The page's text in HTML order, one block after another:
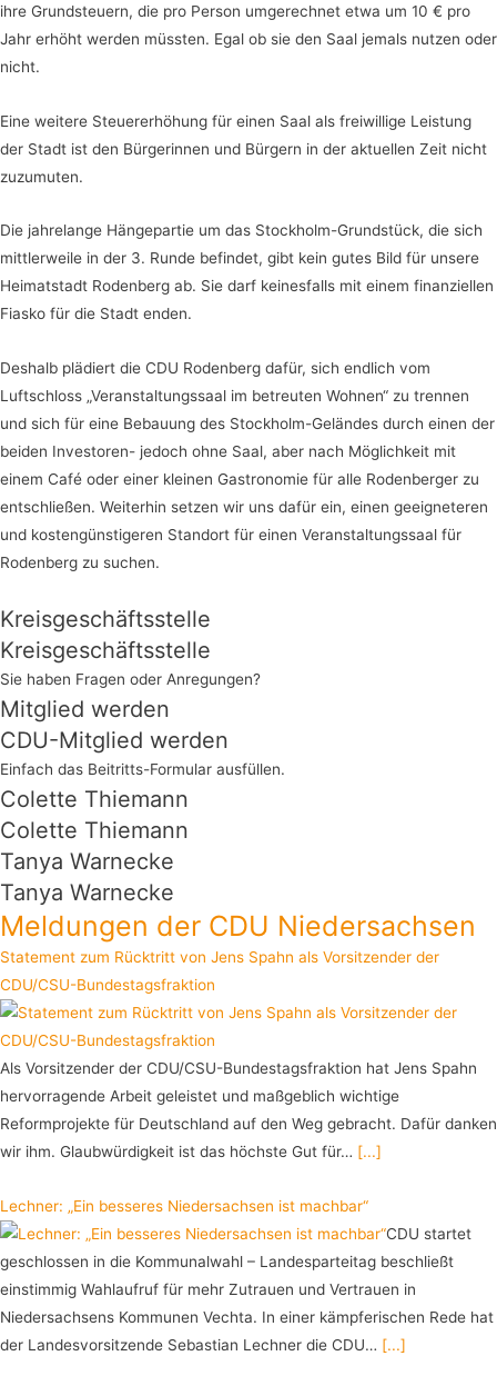
ihre Grundsteuern, die pro Person umgerechnet etwa um 10 € pro
Jahr erhöht werden müssten. Egal ob sie den Saal jemals nutzen oder
nicht.
Eine weitere Steuererhöhung für einen Saal als freiwillige Leistung
der Stadt ist den Bürgerinnen und Bürgern in der aktuellen Zeit nicht
zuzumuten.
Die jahrelange Hängepartie um das Stockholm-Grundstück, die sich
mittlerweile in der 3. Runde befindet, gibt kein gutes Bild für unsere
Heimatstadt Rodenberg ab. Sie darf keinesfalls mit einem finanziellen
Fiasko für die Stadt enden.
Deshalb plädiert die CDU Rodenberg dafür, sich endlich vom
Luftschloss „Veranstaltungssaal im betreuten Wohnen“ zu trennen
und sich für eine Bebauung des Stockholm-Geländes durch einen der
beiden Investoren- jedoch ohne Saal, aber nach Möglichkeit mit
einem Café oder einer kleinen Gastronomie für alle Rodenberger zu
entschließen. Weiterhin setzen wir uns dafür ein, einen geeigneteren
und kostengünstigeren Standort für einen Veranstaltungssaal für
Rodenberg zu suchen.
Kreisgeschäftsstelle
Kreisgeschäftsstelle
Sie haben Fragen oder Anregungen?
Mitglied werden
CDU-Mitglied werden
Einfach das Beitritts-Formular ausfüllen.
Colette Thiemann
Colette Thiemann
Tanya Warnecke
Tanya Warnecke
Meldungen der CDU Niedersachsen
Statement zum Rücktritt von Jens Spahn als Vorsitzender der
CDU/CSU-Bundestagsfraktion
Als Vorsitzender der CDU/CSU-Bundestagsfraktion hat Jens Spahn
hervorragende Arbeit geleistet und maßgeblich wichtige
Reformprojekte für Deutschland auf den Weg gebracht. Dafür danken
wir ihm. Glaubwürdigkeit ist das höchste Gut für… [...]
Lechner: „Ein besseres Niedersachsen ist machbar“
CDU startet
geschlossen in die Kommunalwahl – Landesparteitag beschließt
einstimmig Wahlaufruf für mehr Zutrauen und Vertrauen in
Niedersachsens Kommunen Vechta. In einer kämpferischen Rede hat
der Landesvorsitzende Sebastian Lechner die CDU… [...]